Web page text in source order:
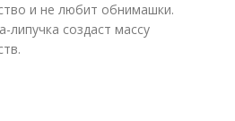
и не любит обнимашки.
создаст массу